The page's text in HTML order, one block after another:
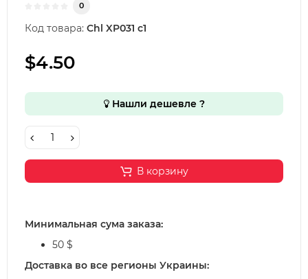
0
Код товара: Chl XP031 c1
$4.50
Нашли дешевле ?
В корзину
Минимальная сума заказа:
50 $
Доставка во все регионы Украины: